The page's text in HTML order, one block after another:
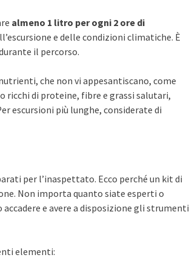
almeno 1 litro per ogni 2 ore di
e delle condizioni climatiche. È
il percorso.
che non vi appesantiscano, come
ricchi di proteine, fibre e grassi salutari,
escursioni più lunghe, considerate di
per l’inaspettato. Ecco perché un kit di
Non importa quanto siate esperti o
e avere a disposizione gli strumenti
elementi: